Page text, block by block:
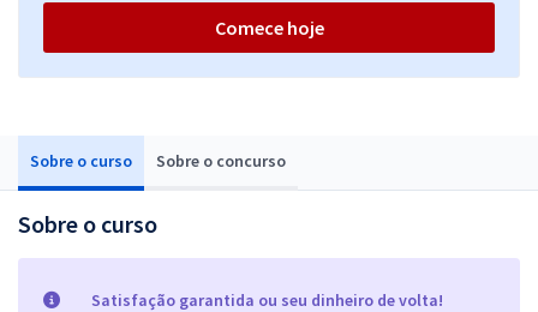
Sobre o curso Sobre o concurso
Sobre o curso
Satisfação garantida ou seu dinheiro de volta!
Comece hoje